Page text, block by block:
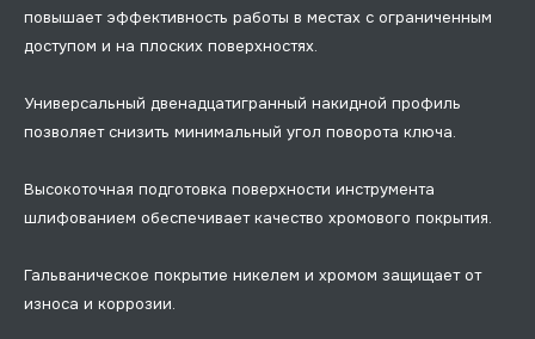
повышает эффективность работы в местах с ограниченным
доступом и на плоских поверхностях.
Универсальный двенадцатигранный накидной профиль
позволяет снизить минимальный угол поворота ключа.
Высокоточная подготовка поверхности инструмента
шлифованием обеспечивает качество хромового покрытия.
Гальваническое покрытие никелем и хромом защищает от
износа и коррозии.